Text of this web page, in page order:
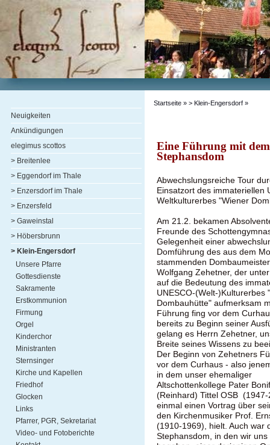
Neuigkeiten
Ankündigungen
elegimus scottos
> Breitenlee
> Eggendorf im Thale
> Enzersdorf im Thale
> Enzersfeld
> Gaweinstal
> Höbersbrunn
> Klein-Engersdorf
Unsere Pfarre
Gottesdienste
Sakramente
Erstkommunion
Firmung
Orgel
Kinderchor
Ministranten
Sternsinger
Kirche und Kapellen
Friedhof
Glocken
Links
Pfarrer, PGR, Sekretariat
Video- und Fotoberichte
Startseite » > Klein-Engersdorf »
Eine Führung mit
Stephansdom
Abwechslungsreiche Tour
Einsatzort des immateriellen
Weltkulturerbes "Wiener
Am 21.2. bekamen
Freunde des
Gelegenheit einer
Domführung des aus dem
stammenden
Wolfgang Zehetner, der
auf die Bedeutung des
UNESCO-(Welt-)Kulturerbes
Dombauhütte" aufmerksam
Führung fing vor dem
bereits zu Beginn seiner
gelang es Herrn Zehetner,
Breite seines Wissens zu
Der Beginn von Zehetners
vor dem Curhaus - also
in dem unser ehemaliger
Altschottenkollege Pater
(Reinhard) Tittel OSB (1947-
einmal einen Vortrag über
den Kirchenmusiker Prof.
(1910-1969), hielt. Auch war
Stephansdom, in den wir uns